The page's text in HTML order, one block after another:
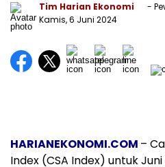
Tim Harian Ekonomi
-
Kamis, 6 Juni 2024
HARIANEKONOMI.COM –
Index (CSA Index) untuk